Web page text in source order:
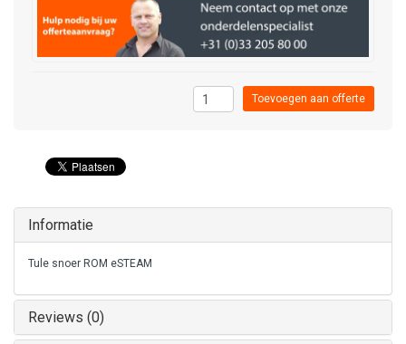
Toevoegen aan offerte
Informatie
Tule snoer ROM eSTEAM
Reviews (0)